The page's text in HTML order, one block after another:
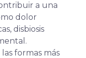
a una
dolor
disbiosis
formas más